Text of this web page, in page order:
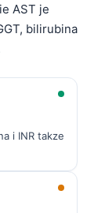
AST je
bilirubina
i INR takze